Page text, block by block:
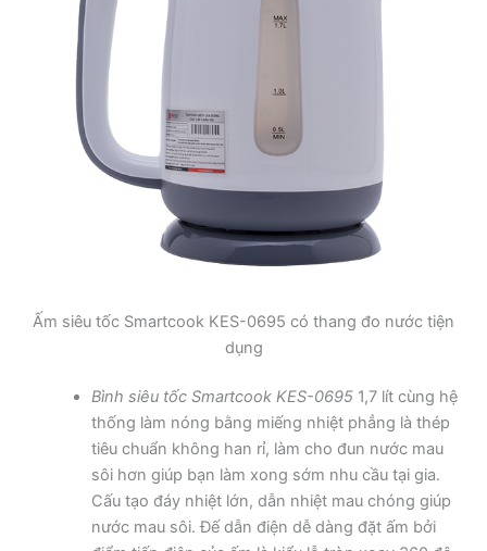
Ấm siêu tốc Smartcook KES-0695 có thang đo nước tiện
dụng
Bình siêu tốc Smartcook KES-06951,7 lít cùng hệ
thống làm nóng bằng miếng nhiệt phẳng là thép
tiêu chuẩn không han rỉ, làm cho đun nước mau
sôi hơn giúp bạn làm xong sớm nhu cầu tại gia.
Cấu tạo đáy nhiệt lớn, dẫn nhiệt mau chóng giúp
nước mau sôi. Đế dẫn điện dễ dàng đặt ấm bởi